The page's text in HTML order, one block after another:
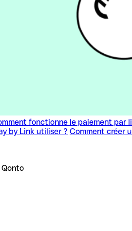
fonctionne le paiement par
by Link utiliser ? Comment créer
Qonto